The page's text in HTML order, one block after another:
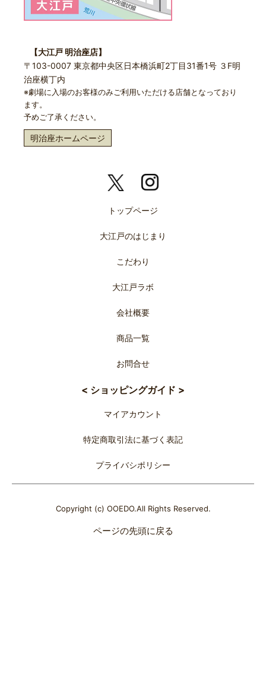
【大江戸 明治座店】
〒103-0007 東京都中央区日本橋浜町2丁目31番1号 ３F明
治座横丁内
※劇場に入場のお客様のみご利用いただける店舗となっており
ます。
予めご了承ください。
明治座ホームページ
トップページ
大江戸のはじまり
こだわり
大江戸ラボ
会社概要
商品一覧
お問合せ
< ショッピングガイド >
マイアカウント
特定商取引法に基づく表記
プライバシポリシー
Copyright (c) OOEDO.All Rights Reserved.
ページの先頭に戻る